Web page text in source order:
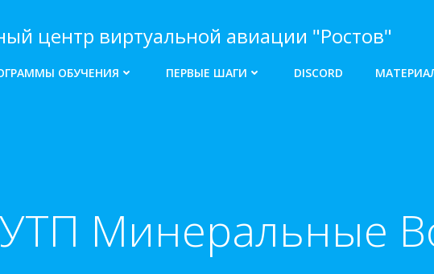
центр виртуальной авиации "Ростов"
ОБУЧЕНИЯ ПЕРВЫЕ ШАГИ DISCORD
Минеральные